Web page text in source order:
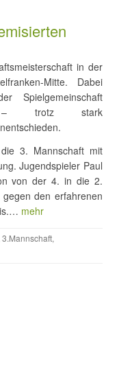
in der
Mitte. Dabei
Spielgemeinschaft
– trotz stark
3. Mannschaft mit
Jugendspieler Paul
von der 4. in die 2.
den erfahrenen
mehr
3.Mannschaft,